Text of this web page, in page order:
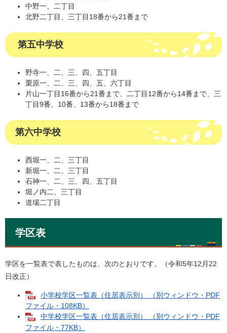
中野一、二丁目
北野二丁目、三丁目18番から21番まで
第五中学校
野寺一、二、三、四、五丁目
栗原一、二、三、四、五、六丁目
片山一丁目16番から21番まで、二丁目12番から14番まで、三
丁目9番、10番、13番から18番まで
第六中学校
西堀一、二、三丁目
新堀一、二、三丁目
石神一、二、三、四、五丁目
堀ノ内二、三丁目
道場二丁目
学区表
学区を一覧表で表したものは、次のとおりです。（令和5年12月22
日改正）
小学校学区一覧表（住居表示別） （別ウィンドウ・PDF
ファイル・108KB）
中学校学区一覧表（住居表示別） （別ウィンドウ・PDF
ファイル・77KB）